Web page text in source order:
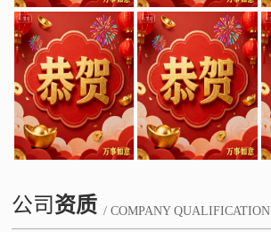
公司资质 / COMPANY QUALIFICATION